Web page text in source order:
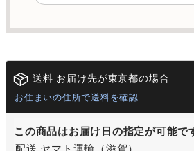
送料 お届け先が東京都の場合
お住まいの住所で送料を確認
この商品はお届け日の指定が可能で
配送 ヤマト運輸（滋賀）